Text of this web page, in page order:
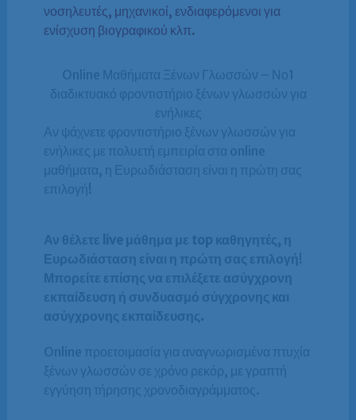
νοσηλευτές, μηχανικοί, ενδιαφερόμενοι για
ενίσχυση βιογραφικού κλπ.
Online Μαθήματα Ξένων Γλωσσών – Νο1
διαδικτυακό φροντιστήριο ξένων γλωσσών για
ενήλικες
Αν ψάχνετε φροντιστήριο ξένων γλωσσών για
ενήλικες με πολυετή εμπειρία στα online
μαθήματα, η Ευρωδιάσταση είναι η πρώτη σας
επιλογή!
Αν θέλετε live μάθημα με top καθηγητές, η
Ευρωδιάσταση είναι η πρώτη σας επιλογή!
Μπορείτε επίσης να επιλέξετε ασύγχρονη
εκπαίδευση ή συνδυασμό σύγχρονης και
ασύγχρονης εκπαίδευσης.
Online προετοιμασία για αναγνωρισμένα πτυχία
ξένων γλωσσών σε χρόνο ρεκόρ, με γραπτή
εγγύηση τήρησης χρονοδιαγράμματος.